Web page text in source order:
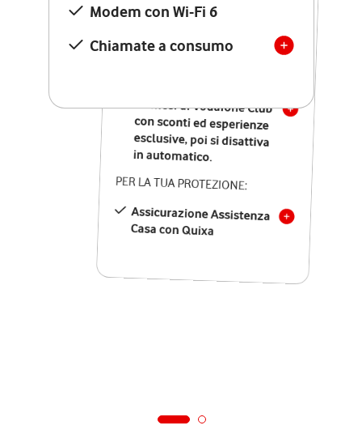
Modem con Wi-Fi 6
Chiamate a consumo
Chiamate illimitate verso
numeri fissi e mobili
nazionali
12 mesi di Vodafone Club
con sconti ed esperienze
esclusive, poi si disattiva
in automatico.
PER LA TUA PROTEZIONE:
Assicurazione Assistenza
Casa con Quixa